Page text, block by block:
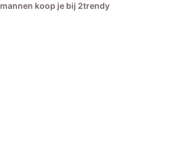
mannen koop je bij 2trendy